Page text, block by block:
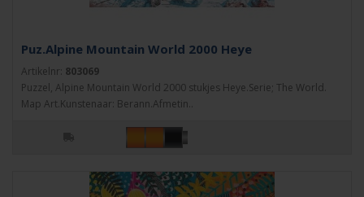
Puz.Alpine Mountain World 2000 Heye
Artikelnr: 803069
Puzzel, Alpine Mountain World 2000 stukjes Heye.Serie; The World.
Map Art.Kunstenaar: Berann.Afmetin..